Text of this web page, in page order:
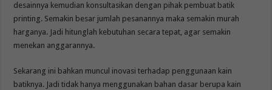
desainnya kemudian konsultasikan dengan pihak pembuat batik
printing. Semakin besar jumlah pesanannya maka semakin murah
harganya. Jadi hitunglah kebutuhan secara tepat, agar semakin
menekan anggarannya.
Sekarang ini bahkan muncul inovasi terhadap penggunaan kain
batiknya. Jadi tidak hanya menggunakan bahan dasar berupa kain